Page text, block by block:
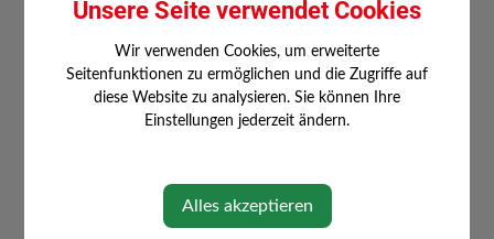
Führerschein
Geburt
Gesetzliche Neuerungen
Grundbuch
Heirat
Unsere Seite verwendet Cookies
Wir verwenden Cookies, um erweiterte
Seitenfunktionen zu ermöglichen und die Zugriffe auf
diese Website zu analysieren. Sie können Ihre
Einstellungen jederzeit ändern.
Alles akzeptieren